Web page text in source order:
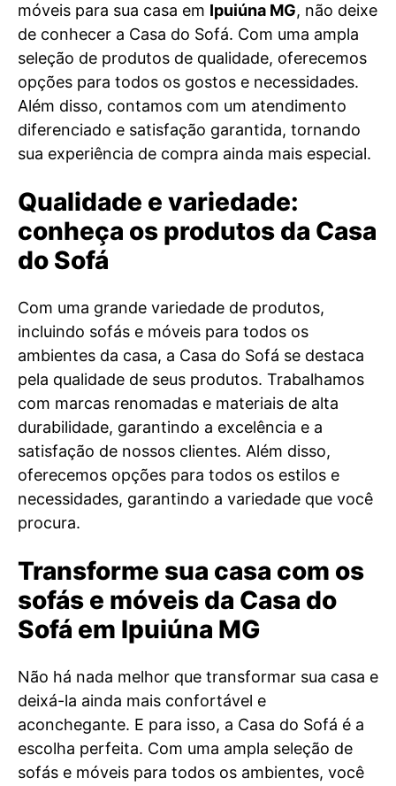
móveis para sua casa em Ipuiúna MG, não deixe
de conhecer a Casa do Sofá. Com uma ampla
seleção de produtos de qualidade, oferecemos
opções para todos os gostos e necessidades.
Além disso, contamos com um atendimento
diferenciado e satisfação garantida, tornando
sua experiência de compra ainda mais especial.
Qualidade e variedade:
conheça os produtos da Casa
do Sofá
Com uma grande variedade de produtos,
incluindo sofás e móveis para todos os
ambientes da casa, a Casa do Sofá se destaca
pela qualidade de seus produtos. Trabalhamos
com marcas renomadas e materiais de alta
durabilidade, garantindo a excelência e a
satisfação de nossos clientes. Além disso,
oferecemos opções para todos os estilos e
necessidades, garantindo a variedade que você
procura.
Transforme sua casa com os
sofás e móveis da Casa do
Sofá em Ipuiúna MG
Não há nada melhor que transformar sua casa e
deixá-la ainda mais confortável e
aconchegante. E para isso, a Casa do Sofá é a
escolha perfeita. Com uma ampla seleção de
sofás e móveis para todos os ambientes, você